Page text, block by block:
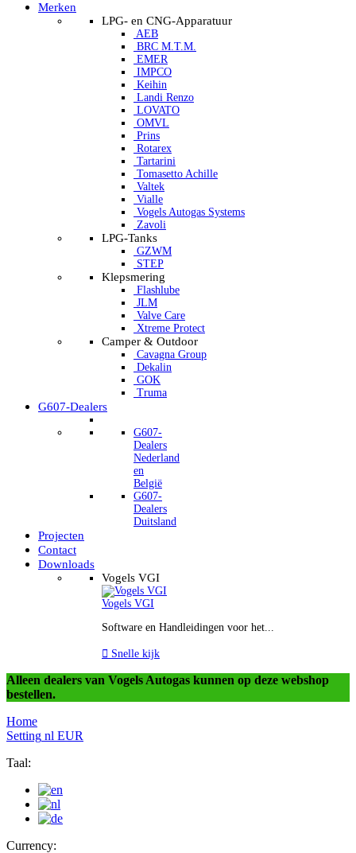
Merken
LPG- en CNG-Apparatuur
AEB
BRC M.T.M.
EMER
IMPCO
Keihin
Landi Renzo
LOVATO
OMVL
Prins
Rotarex
Tartarini
Tomasetto Achille
Valtek
Vialle
Vogels Autogas Systems
Zavoli
LPG-Tanks
GZWM
STEP
Klepsmering
Flashlube
JLM
Valve Care
Xtreme Protect
Camper & Outdoor
Cavagna Group
Dekalin
GOK
Truma
G607-Dealers
G607-
Dealers
Nederland
en
België
G607-
Dealers
Duitsland
Projecten
Contact
Downloads
Vogels VGI
Vogels VGI
Software en Handleidingen voor het...
 Snelle kijk
Alleen dealers van Vogels Autogas kunnen op deze webshop
bestellen.
Home
Setting nl EUR
Taal:
Currency: